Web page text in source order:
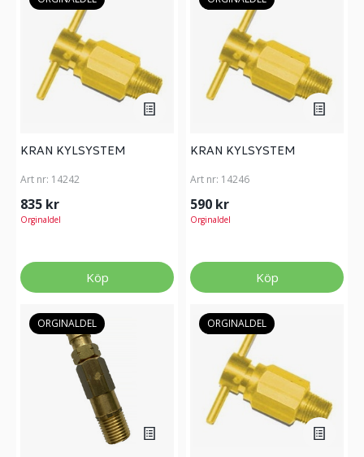
KRAN KYLSYSTEM
Art nr: 14242
835 kr
Orginaldel
Köp
KRAN KYLSYSTEM
Art nr: 14246
590 kr
Orginaldel
Köp
ORGINALDEL ORGINALDEL